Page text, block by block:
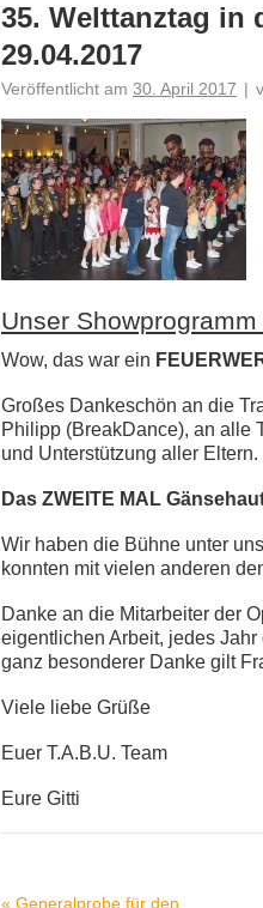
35. Welttanztag in
29.04.2017
Veröffentlicht am 30. April 2017 |
Unser Showprogramm
Wow, das war ein
Großes Dankeschön an die
Philipp (BreakDance), an alle
und Unterstützung aller Eltern.
Das ZWEITE MAL
Wir haben die Bühne unter
konnten mit vielen anderen
Danke an die Mitarbeiter der
eigentlichen Arbeit, jedes
ganz besonderer Danke gilt
Viele liebe Grüße
Euer T.A.B.U. Team
Eure Gitti
« Generalprobe für den